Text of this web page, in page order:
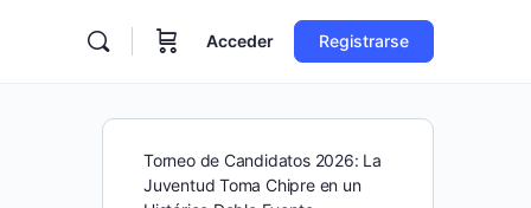
Acceder Registrarse
Torneo de Candidatos 2026: La
Juventud Toma Chipre en un